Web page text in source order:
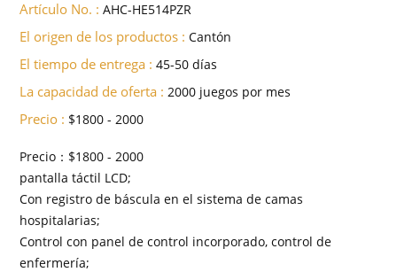
Artículo No. : AHC-HE514PZR
El origen de los productos : Cantón
El tiempo de entrega : 45-50 días
La capacidad de oferta : 2000 juegos por mes
Precio : $1800 - 2000
Precio：$1800 - 2000
pantalla táctil LCD;
Con registro de báscula en el sistema de camas
hospitalarias;
Control con panel de control incorporado, control de
enfermería;